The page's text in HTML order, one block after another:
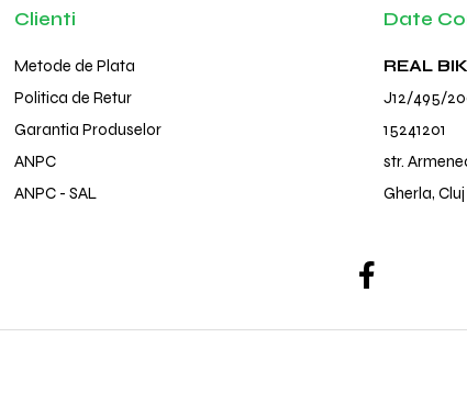
Clienti
Metode de Plata
Politica de Retur
Garantia Produselor
ANPC
ANPC - SAL
Date
REAL
J12/495/
15241201
str.
Gherla, Cluj